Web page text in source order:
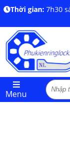
Thời gian: 7h30
Menu